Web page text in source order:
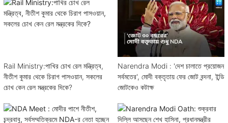
Rail Ministry:পাখির চোখ রেল মন্ত্রিত্ব,
নীতীশ কুমার থেকে চিরাগ পাসওয়ান, সকলের
চোখ কেন রেল মন্ত্রকের দিকে?
Narendra Modi : 'দেশ চালাতে প্রয়োজন
সর্বমতের', মোদী বক্তৃতায় ফের জোট বন্দনা, ইন্ডি
জোটকেও কটাক্ষ